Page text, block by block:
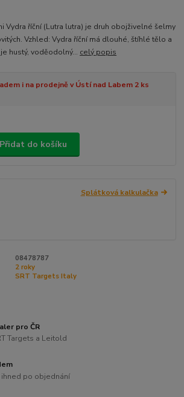
Vydra říční (Lutra lutra) je druh obojživelné šelmy
Vzhled: Vydra říční má dlouhé, štíhlé tělo a
hustý, voděodolný... celý popis
i na prodejně v Ústí nad Labem 2 ks
Přidat do košíku
Splátková kalkulačka
08478787
2 roky
SRT Targets Italy
pro ČR
Targets a Leitold
po objednání